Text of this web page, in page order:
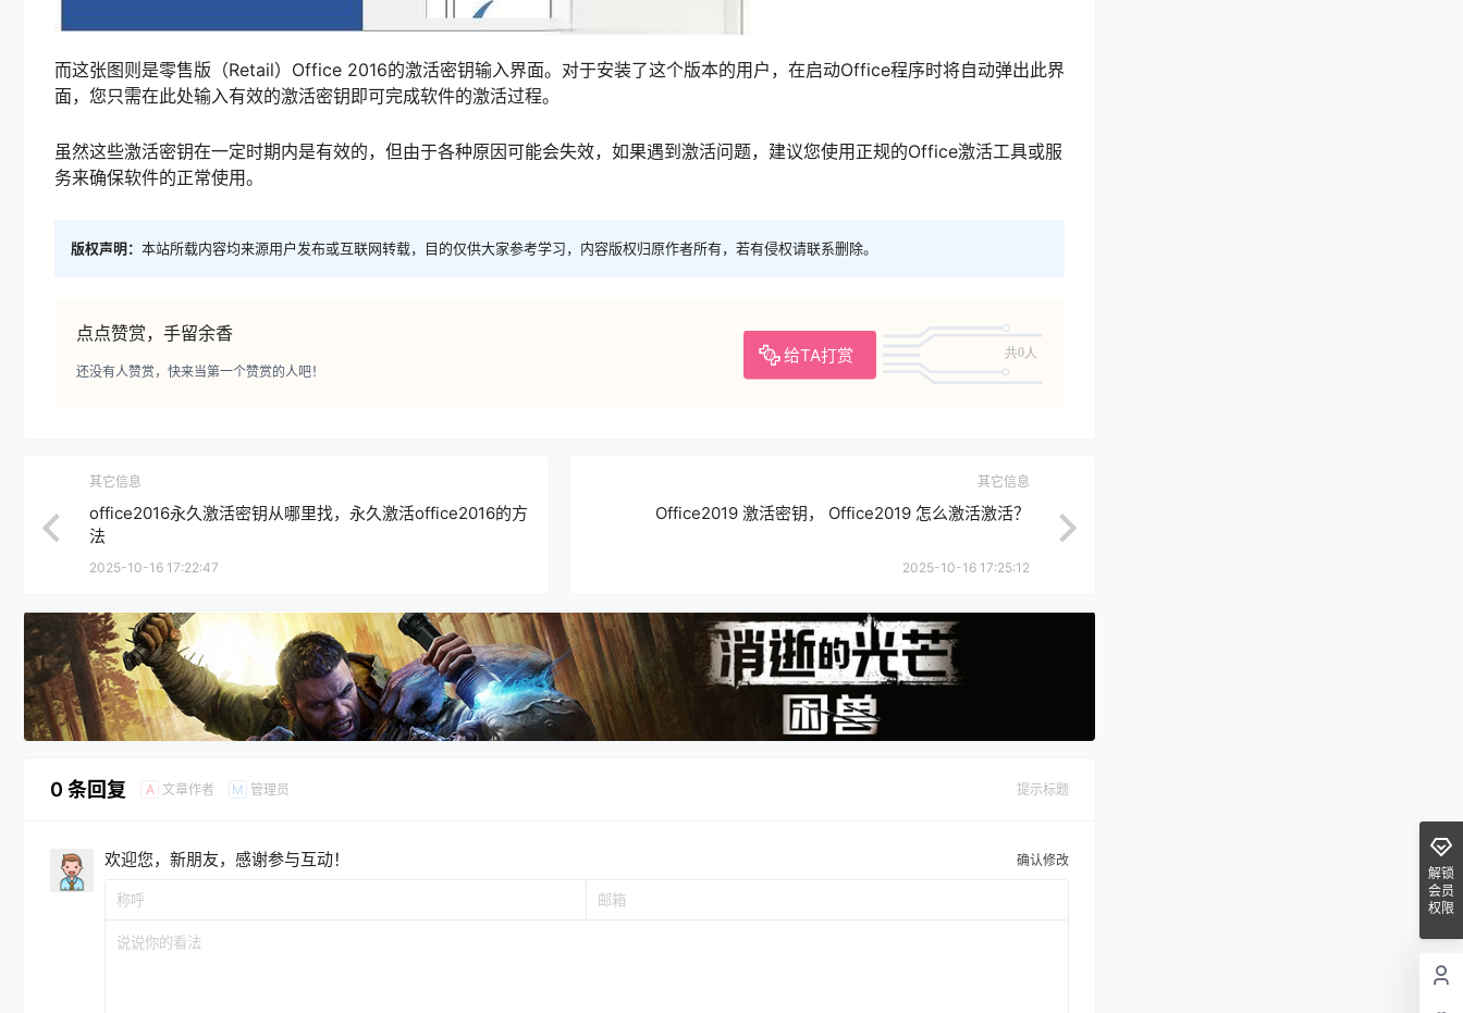
而这张图则是零售版（Retail）Office 2016的激活密钥输入界面。对于安装了这个版本的用户，在启动Office程序时将自动弹出此界
面，您只需在此处输入有效的激活密钥即可完成软件的激活过程。
虽然这些激活密钥在一定时期内是有效的，但由于各种原因可能会失效，如果遇到激活问题，建议您使用正规的Office激活工具或服
务来确保软件的正常使用。
版权声明： 本站所载内容均来源用户发布或互联网转载，目的仅供大家参考学习，内容版权归原作者所有，若有侵权请联系删除。
点点赞赏，手留余香
给TA打赏 共0人
还没有人赞赏，快来当第一个赞赏的人吧！
其它信息
office2016永久激活密钥从哪里找，永久激活office2016的方
法
2025-10-16 17:22:47
其它信息
Office2019 激活密钥， Office2019 怎么激活激活？
2025-10-16 17:25:12
0 条回复 A 文章作者 M 管理员 提示标题
欢迎您，新朋友，感谢参与互动！ 确认修改
解锁
会员
权限